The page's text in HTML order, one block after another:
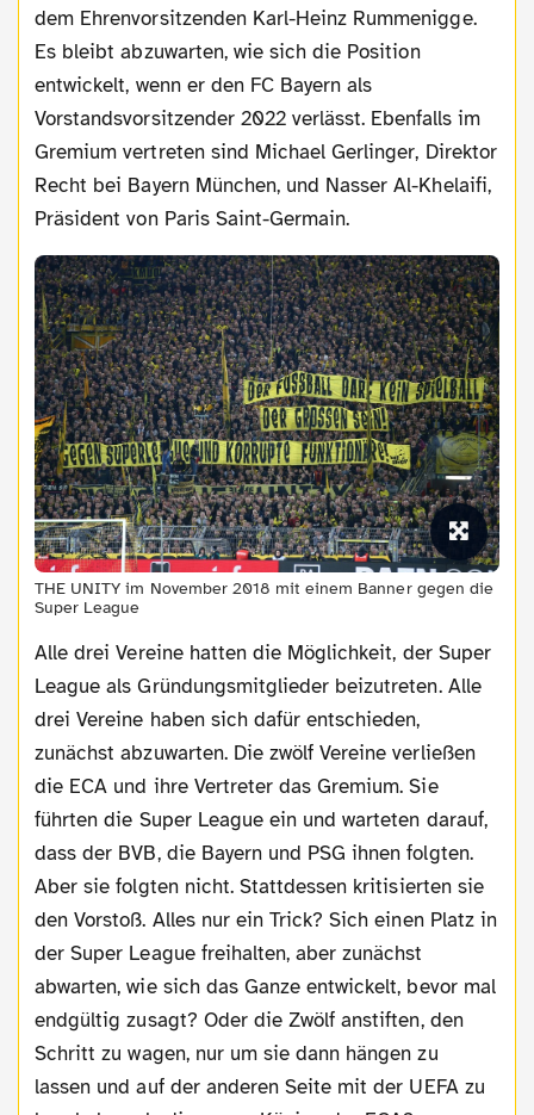
dem Ehrenvorsitzenden Karl-Heinz Rummenigge.
Es bleibt abzuwarten, wie sich die Position
entwickelt, wenn er den FC Bayern als
Vorstandsvorsitzender 2022 verlässt. Ebenfalls im
Gremium vertreten sind Michael Gerlinger, Direktor
Recht bei Bayern München, und Nasser Al-Khelaifi,
Präsident von Paris Saint-Germain.
THE UNITY im November 2018 mit einem Banner gegen die
Super League
Alle drei Vereine hatten die Möglichkeit, der Super
League als Gründungsmitglieder beizutreten. Alle
drei Vereine haben sich dafür entschieden,
zunächst abzuwarten. Die zwölf Vereine verließen
die ECA und ihre Vertreter das Gremium. Sie
führten die Super League ein und warteten darauf,
dass der BVB, die Bayern und PSG ihnen folgten.
Aber sie folgten nicht. Stattdessen kritisierten sie
den Vorstoß. Alles nur ein Trick? Sich einen Platz in
der Super League freihalten, aber zunächst
abwarten, wie sich das Ganze entwickelt, bevor mal
endgültig zusagt? Oder die Zwölf anstiften, den
Schritt zu wagen, nur um sie dann hängen zu
lassen und auf der anderen Seite mit der UEFA zu